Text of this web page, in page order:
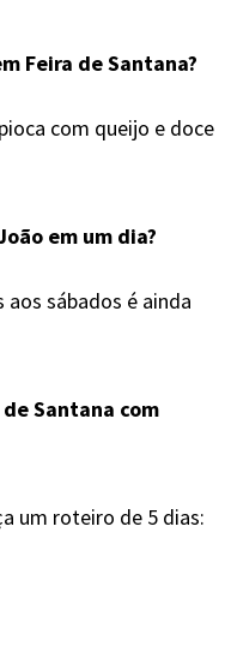
Feira de Santana?
com queijo e doce
em um dia?
sábados é ainda
de Santana com
um roteiro de 5 dias: